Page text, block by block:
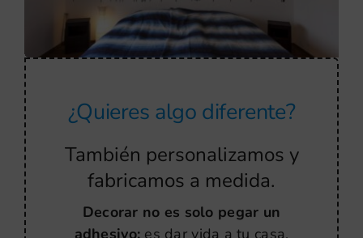
¿Quieres algo diferente?
También personalizamos y
fabricamos a medida.
Decorar no es solo pegar un
adhesivo: es dar vida a tu casa,